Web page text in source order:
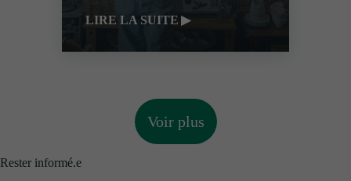
LIRE LA SUITE
Voir plus
Rester informé.e